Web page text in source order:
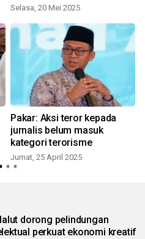
Selasa, 20 Mei 2025
Pakar: Aksi teror kepada
jurnalis belum masuk
kategori terorisme
Jumat, 25 April 2025
dorong pelindungan
perkuat ekonomi kreatif